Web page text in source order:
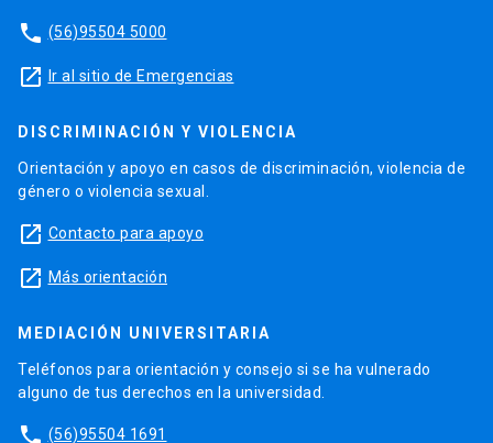
phone (56)95504 5000
launch Ir al sitio de Emergencias
DISCRIMINACIÓN Y VIOLENCIA
Orientación y apoyo en casos de discriminación, violencia de
género o violencia sexual.
launch Contacto para apoyo
launch Más orientación
MEDIACIÓN UNIVERSITARIA
Teléfonos para orientación y consejo si se ha vulnerado
alguno de tus derechos en la universidad.
phone (56)95504 1691